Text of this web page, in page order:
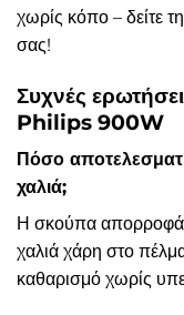
χωρίς κόπο – δείτε
σας!
Συχνές
Philips 900W
Πόσο
χαλιά;
Η σκούπα απορροφά
χαλιά χάρη στο
καθαρισμό χωρίς